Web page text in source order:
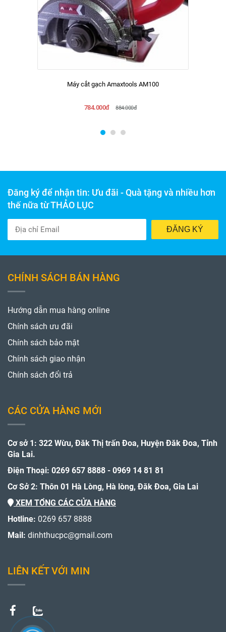
Máy cắt gạch Amaxtools AM100
784.000đ 884.000đ
Đăng ký để nhận tin: Ưu đãi - Quà tặng và nhiều hơn
thế nữa từ THẢO LỤC
ĐĂNG KÝ
CHÍNH SÁCH BÁN HÀNG
Hướng dẫn mua hàng online
Chính sách ưu đãi
Chính sách bảo mật
Chính sách giao nhận
Chính sách đổi trả
CÁC CỬA HÀNG MỚI
Cơ sở 1: 322 Wừu, Đăk Thị trấn Đoa, Huyện Đăk Đoa, Tỉnh
Gia Lai.
Điện Thoại: 0269 657 8888 - 0969 14 81 81
Cơ Sở 2: Thôn 01 Hà Lòng, Hà lòng, Đăk Đoa, Gia Lai
XEM TỔNG CÁC CỬA HÀNG
Hotline: 0269 657 8888
Mail: dinhthucpc@gmail.com
LIÊN KẾT VỚI MIN